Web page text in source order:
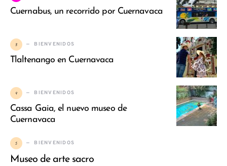
Cuernabus, un recorrido por Cuernavaca
3 BIENVENIDOS
Tlaltenango en Cuernavaca
4 BIENVENIDOS
Cassa Gaia, el nuevo museo de
Cuernavaca
5 BIENVENIDOS
Museo de arte sacro